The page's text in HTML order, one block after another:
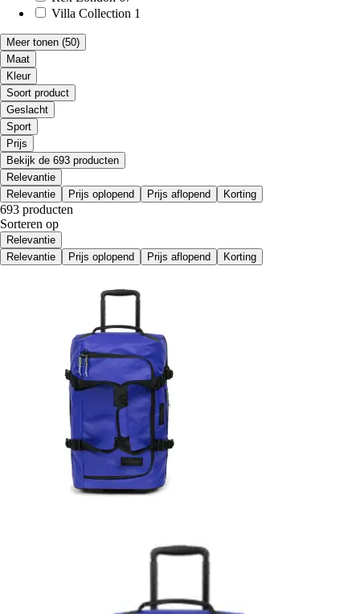
Villa Collection 1
Meer tonen (50)
Maat
Kleur
Soort product
Geslacht
Sport
Prijs
Bekijk de 693 producten
Relevantie
Relevantie
Prijs oplopend Prijs aflopend Korting
693 producten
Sorteren op
Relevantie
Relevantie
Prijs oplopend Prijs aflopend Korting